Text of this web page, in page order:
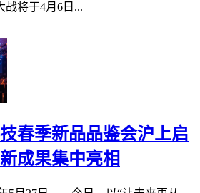
战将于4月6日...
春季新品品鉴会沪上启
成果集中亮相